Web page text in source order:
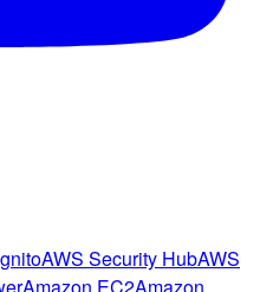
AWS Security HubAWS
Amazon EC2Amazon